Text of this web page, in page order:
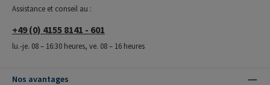
Assistance et conseil au :
+49 (0) 4155 8141 - 601
lu.-je. 08 – 16:30 heures, ve. 08 – 16 heures
Nos avantages